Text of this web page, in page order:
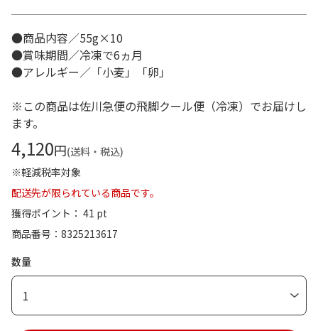
●商品内容／55g×10
●賞味期間／冷凍で6ヵ月
●アレルギー／「小麦」「卵」
※この商品は佐川急便の飛脚クール便（冷凍）でお届けし
ます。
4,120円(送料・税込)
※軽減税率対象
配送先が限られている商品です。
獲得ポイント： 41 pt
商品番号
8325213617
数量
1